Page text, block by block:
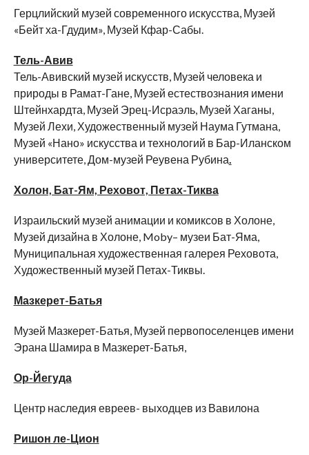
Герцлийский музей современного искусства, Музей
«Бейт ха-Гдудим», Музей Кфар-Сабы.
Тель-Авив
Тель-Авивский музей искусств, Музей человека и
природы в Рамат-Гане, Музей естествознания имени
Штейнхардта, Музей Эрец-Исраэль, Музей Хаганы,
Музей Лехи, Художественный музей Наума Гутмана,
Музей «Нано» искусства и технологий в Бар-Иланском
университете, Дом-музей Реувена Рубина
Холон, Бат-Ям, Реховот, Петах-Тиква
Израильский музей анимации и комиксов в Холоне,
Музей дизайна в Холоне, Moby– музеи Бат-Яма,
Муниципальная художественная галерея Реховота,
Художественный музей Петах-Тиквы.
Мазкерет-Батья
Музей Мазкерет-Батья, Музей первопоселенцев имени
Эрана Шамира в Мазкерет-Батья,
Ор-Йегуда
Центр наследия евреев- выходцев из Вавилона
Ришон ле-Цион